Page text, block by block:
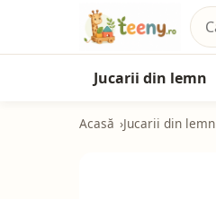
Jucarii din lemn
Acasă Jucarii din lemn